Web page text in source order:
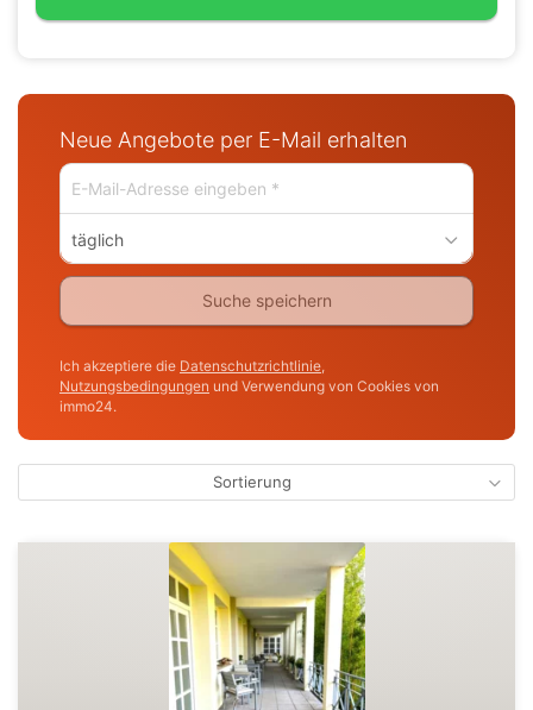
Neue Angebote per E-Mail erhalten
täglich
Suche speichern
Ich akzeptiere die Datenschutzrichtlinie,
Nutzungsbedingungen und Verwendung von Cookies von
immo24.
Sortierung